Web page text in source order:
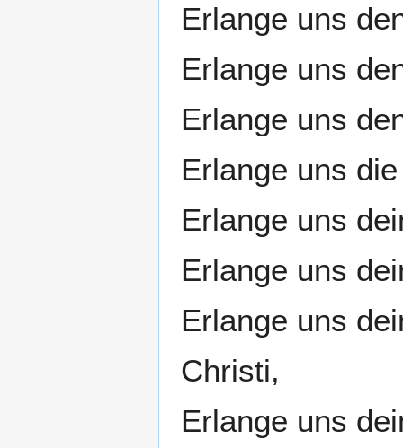
Erlange uns
Erlange uns
Erlange uns
Erlange uns
Erlange uns
Erlange uns
Erlange uns
Christi,
Erlange uns